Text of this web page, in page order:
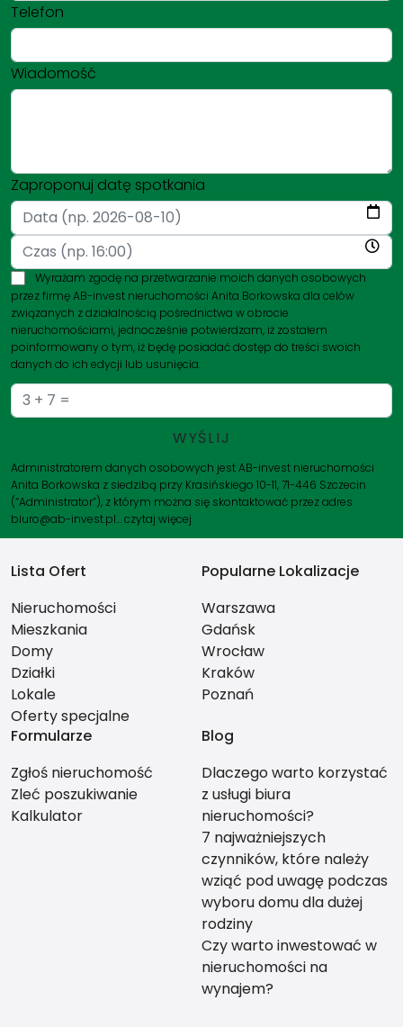
Telefon
Wiadomość
Zaproponuj datę spotkania
Wyrażam zgodę na przetwarzanie moich danych osobowych
przez firmę AB-invest nieruchomości Anita Borkowska dla celów
związanych z działalnością pośrednictwa w obrocie
nieruchomościami, jednocześnie potwierdzam, iż zostałem
poinformowany o tym, iż będę posiadać dostęp do treści swoich
danych do ich edycji lub usunięcia.
Administratorem danych osobowych jest AB-invest nieruchomości
Anita Borkowska z siedzibą przy Krasińskiego 10-11, 71-446 Szczecin
(“Administrator”), z którym można się skontaktować przez adres
biuro@ab-invest.pl…czytaj więcej
Lista Ofert
Nieruchomości
Mieszkania
Domy
Działki
Lokale
Oferty specjalne
Popularne Lokalizacje
Warszawa
Gdańsk
Wrocław
Kraków
Poznań
Formularze
Zgłoś nieruchomość
Zleć poszukiwanie
Kalkulator
Blog
Dlaczego warto korzystać
z usługi biura
nieruchomości?
7 najważniejszych
czynników, które należy
wziąć pod uwagę podczas
wyboru domu dla dużej
rodziny
Czy warto inwestować w
nieruchomości na
wynajem?